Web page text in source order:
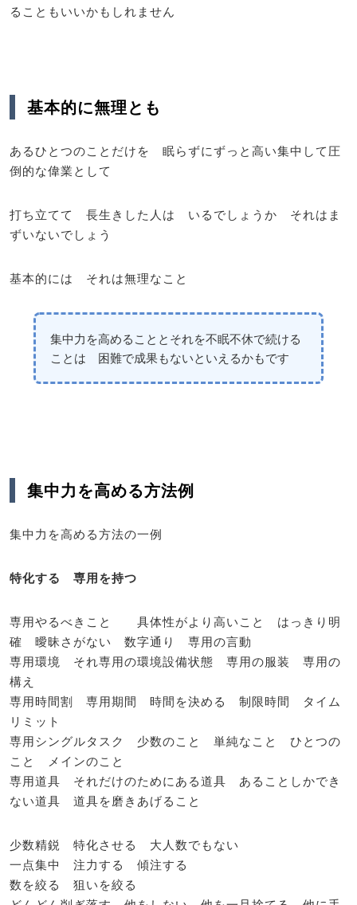
ることもいいかもしれません
基本的に無理とも
あるひとつのことだけを 眠らずにずっと高い集中して圧
倒的な偉業として
打ち立てて 長生きした人は いるでしょうか それはま
ずいないでしょう
基本的には それは無理なこと
集中力を高めることとそれを不眠不休で続ける
ことは 困難で成果もないといえるかもです
集中力を高める方法例
集中力を高める方法の一例
特化する 専用を持つ
専用やるべきこと 具体性がより高いこと はっきり明
確 曖昧さがない 数字通り 専用の言動
専用環境 それ専用の環境設備状態 専用の服装 専用の
構え
専用時間割 専用期間 時間を決める 制限時間 タイム
リミット
専用シングルタスク 少数のこと 単純なこと ひとつの
こと メインのこと
専用道具 それだけのためにある道具 あることしかでき
ない道具 道具を磨きあげること
少数精鋭 特化させる 大人数でもない
一点集中 注力する 傾注する
数を絞る 狙いを絞る